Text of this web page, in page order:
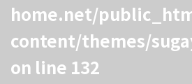
home.net/
content/themes/
on line 132